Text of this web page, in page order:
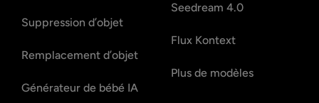
Suppression d’objet
Remplacement d’objet
Générateur de bébé IA
Seedream 4.0
Flux Kontext
Plus de modèles